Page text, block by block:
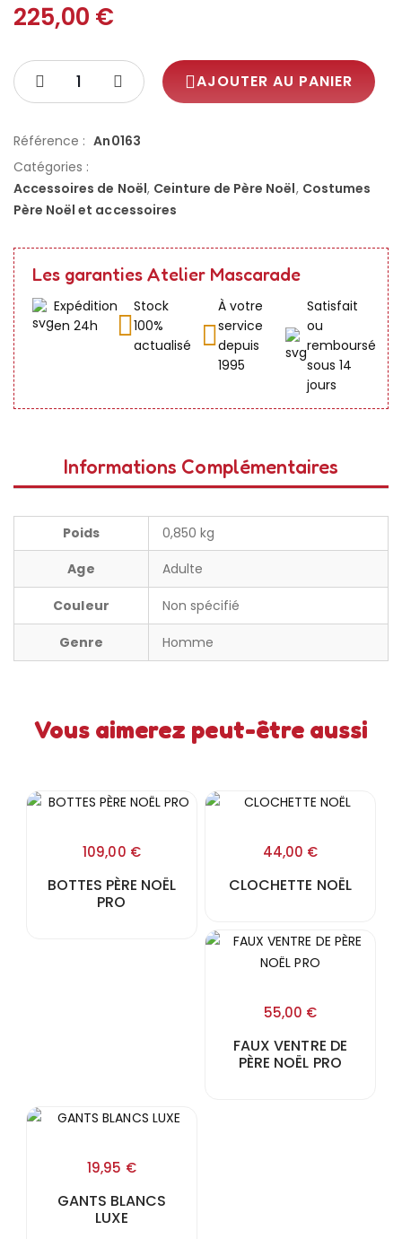
225,00 €
AJOUTER AU PANIER
Référence : An0163
Catégories :
Accessoires de Noël, Ceinture de Père Noël, Costumes
Père Noël et accessoires
Les garanties Atelier Mascarade
Expédition
en 24h
Stock
100%
actualisé
À votre
service
depuis
1995
Satisfait
ou
remboursé
sous 14
jours
Informations Complémentaires
Poids
0,850 kg
Age
Adulte
Couleur Non spécifié
Genre Homme
Vous aimerez peut-être aussi
109,00 €
BOTTES PÈRE NOËL
PRO
44,00 €
CLOCHETTE NOËL
55,00 €
FAUX VENTRE DE
PÈRE NOËL PRO
19,95 €
GANTS BLANCS
LUXE